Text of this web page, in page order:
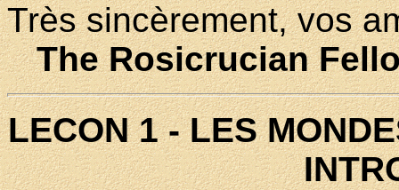
Très sincèrement, vos
The Rosicrucian
LECON 1 - LES